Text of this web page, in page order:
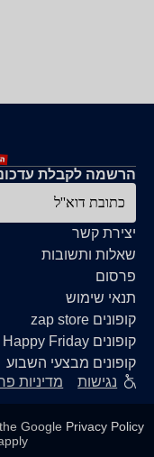
יצירת קשר
שאלות ותשובות
פרסום
תנאי שימוש
קופונים zap store
קופונים Happy Friday
קופונים מבצעי השבוע
הרשמה לקבלת
כתובת דוא''ל
נגישות מדיניות
Google Privacy Policy